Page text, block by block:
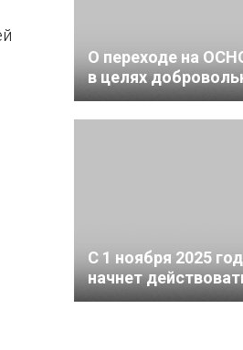
О переходе на
в целях
отказа от
бизнеса
С 1 ноября 2025
начнет
внесудебный